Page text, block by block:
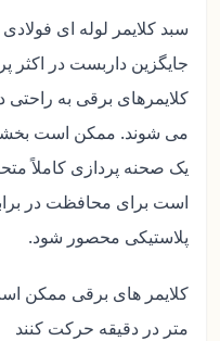
سبد کلایمر لوله ای فولادی
جایگزین داربست در
کلایمرهای برقی به راحتی
می شوند. ممکن است
یک صحنه پردازی کاملاً
است برای محافظت در
پلاستیکی محصور شود.
متر در دقیقه حرکت کنند